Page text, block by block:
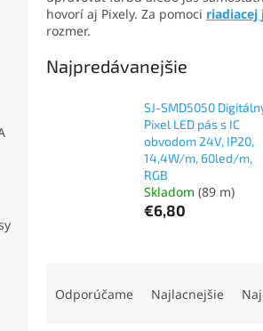
hovorí aj Pixely. Za pomoci
rozmer.
Najpredávanejšie
SJ-SMD5050
Pixel LED pás s IC
obvodom 24V, IP20,
14,4W/m, 60led/m,
RGB
Skladom (89 m)
€6,80
Odporúčame Najlacnejšie